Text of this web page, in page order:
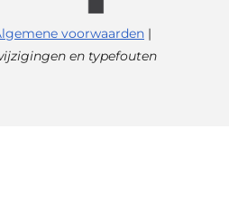
voorwaarden |
en typefouten